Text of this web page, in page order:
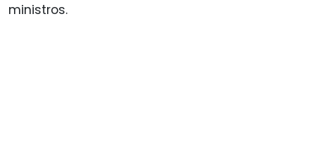
ministros.